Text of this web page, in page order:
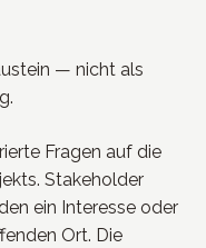
— nicht als
Fragen auf die
Stakeholder
ein Interesse oder
Ort. Die